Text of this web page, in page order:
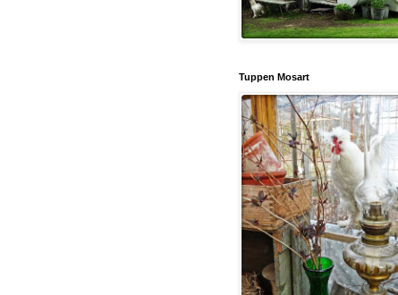
Tuppen Mosart